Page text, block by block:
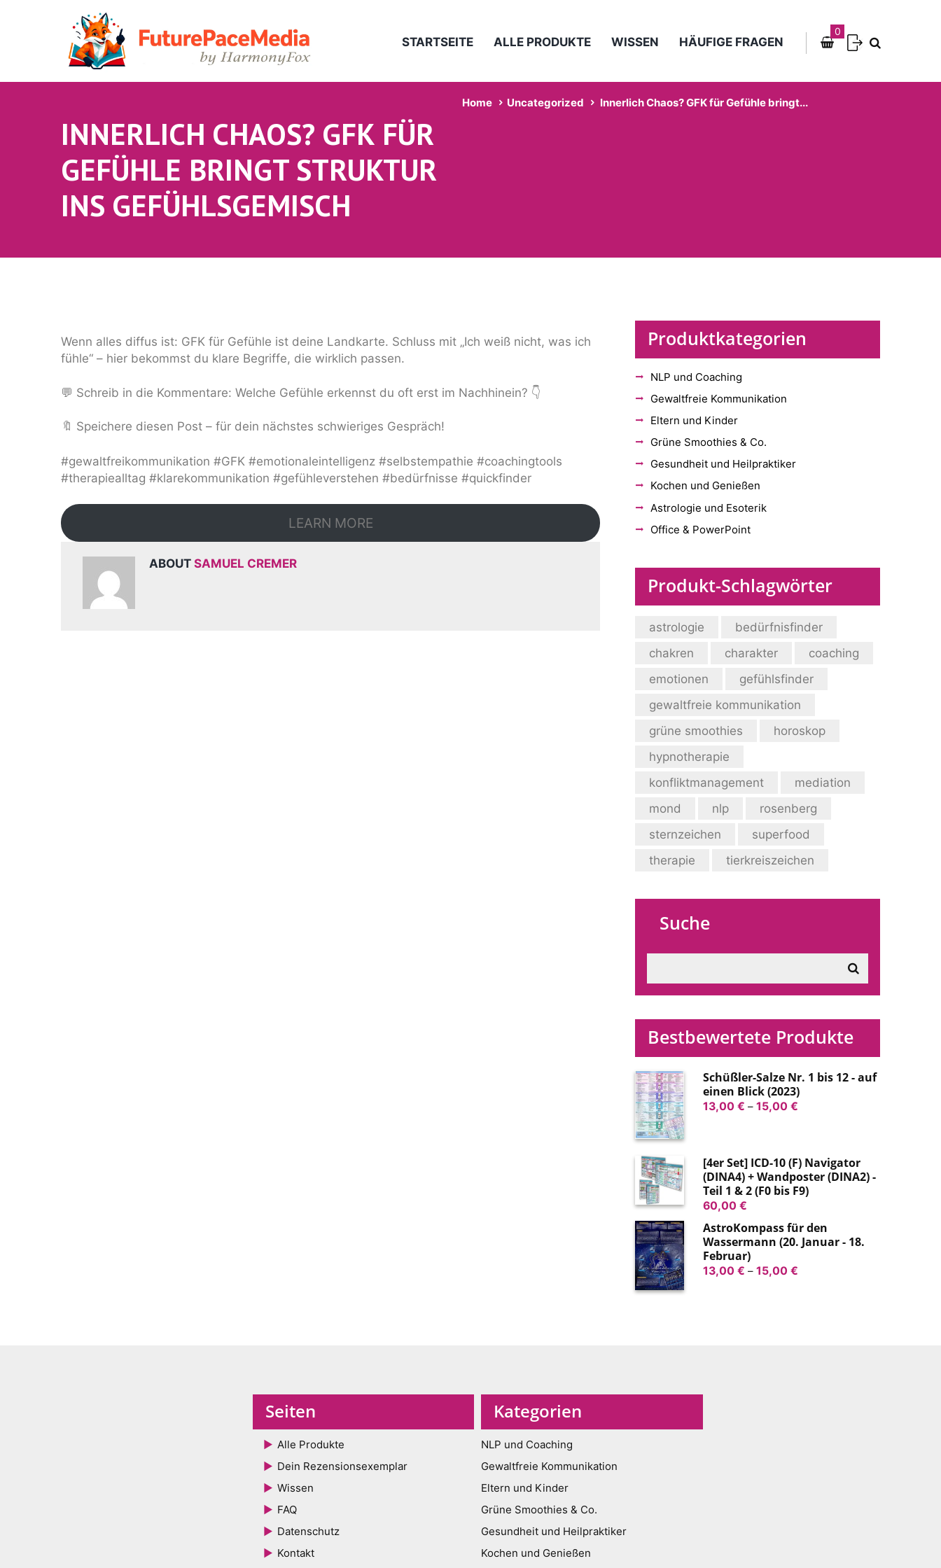
STARTSEITE ALLE PRODUKTE WISSEN HÄUFIGE FRAGEN
0
INNERLICH CHAOS? GFK FÜR
GEFÜHLE BRINGT STRUKTUR
INS GEFÜHLSGEMISCH
Home Uncategorized Innerlich Chaos? GFK für Gefühle bringt...
Wenn alles diffus ist: GFK für Gefühle ist deine Landkarte. Schluss mit „Ich weiß nicht, was ich
fühle“ – hier bekommst du klare Begriffe, die wirklich passen.
💬 Schreib in die Kommentare: Welche Gefühle erkennst du oft erst im Nachhinein? 👇
🔖 Speichere diesen Post – für dein nächstes schwieriges Gespräch!
#gewaltfreikommunikation #GFK #emotionaleintelligenz #selbstempathie #coachingtools
#therapiealltag #klarekommunikation #gefühleverstehen #bedürfnisse #quickfinder
LEARN MORE
ABOUTSAMUEL CREMER
Produktkategorien
NLP und Coaching
Gewaltfreie Kommunikation
Eltern und Kinder
Grüne Smoothies & Co.
Gesundheit und Heilpraktiker
Kochen und Genießen
Astrologie und Esoterik
Office & PowerPoint
Produkt-Schlagwörter
astrologie
bedürfnisfinder
chakren
charakter
coaching
emotionen
gefühlsfinder
gewaltfreie kommunikation
grüne smoothies
horoskop
hypnotherapie
konfliktmanagement
mediation
mond
nlp
rosenberg
sternzeichen
superfood
therapie
tierkreiszeichen
Suche
Bestbewertete Produkte
Schüßler-Salze Nr. 1 bis 12 - auf
einen Blick (2023)
13,00 € – 15,00 €Preisspanne:
15,00 €
[4er Set] ICD-10 (F) Navigator
(DINA4) + Wandposter (DINA2) -
Teil 1 & 2 (F0 bis F9)
60,00 €
AstroKompass für den
Wassermann (20. Januar - 18.
Februar)
13,00 € – 15,00 €Preisspanne:
Seiten
Alle Produkte
Dein Rezensionsexemplar
Wissen
FAQ
Datenschutz
Kontakt
Kategorien
NLP und Coaching
Gewaltfreie Kommunikation
Eltern und Kinder
Grüne Smoothies & Co.
Gesundheit und Heilpraktiker
Kochen und Genießen